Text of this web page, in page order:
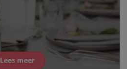
Lees meer